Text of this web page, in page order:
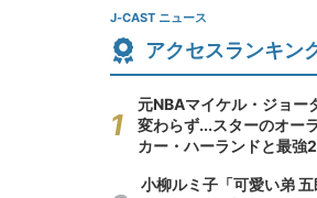
J-CAST ニュース
アクセスランキン
元NBAマイケル・ジョー
変わらず...スターのオー
カー・ハーランドと最強
小柳ルミ子「可愛い弟